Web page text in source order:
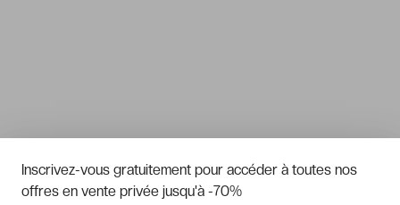
Inscrivez-vous gratuitement pour accéder à toutes nos
offres en vente privée jusqu'à -70%